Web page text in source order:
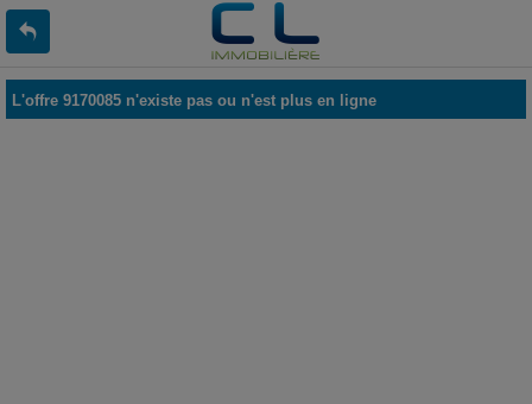
L'offre 9170085 n'existe pas ou n'est plus en ligne